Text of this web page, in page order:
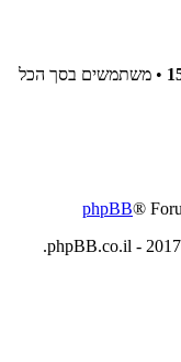
• משתמשים בסך הכל
phpBB®